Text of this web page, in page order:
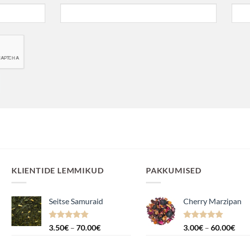
KLIENTIDE LEMMIKUD
Seitse Samuraid
Hinnanguga
3.50€ – 70.00€Hinnavahemik:
PAKKUMISED
Cherry Marzipan
Hinnanguga
3.00€ – 60.00€